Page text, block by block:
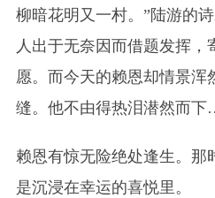
柳暗花明又一村。”陆游的
人出于无奈因而借题发挥，
愿。而今天的赖恩却情景浑
缝。他不由得热泪潜然而
赖恩有惊无险绝处逢生。那
是沉浸在幸运的喜悦里。